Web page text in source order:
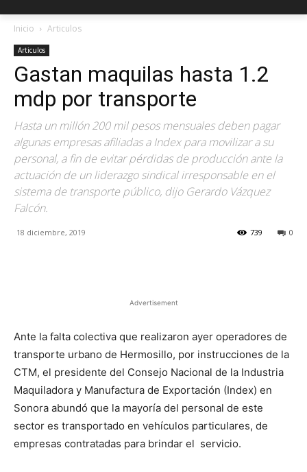
Inicio Articulos
Articulos
Gastan maquilas hasta 1.2
mdp por transporte
Hasta un millón 200 mil pesos mensuales deben pagar
algunas empresas afiliadas a Index para movilizar a su
personal, a fin de evitar pérdidas de producción ante la
actuación de un liderazgo sindical irresponsable en el
sistema de transporte público, dijo Gerardo Vázquez
Falcón.
18 diciembre, 2019 0
739
Advertisement
Ante la falta colectiva que realizaron ayer operadores de
transporte urbano de Hermosillo, por instrucciones de la
CTM, el presidente del Consejo Nacional de la Industria
Maquiladora y Manufactura de Exportación (Index) en
Sonora abundó que la mayoría del personal de este
sector es transportado en vehículos particulares, de
empresas contratadas para brindar el servicio.